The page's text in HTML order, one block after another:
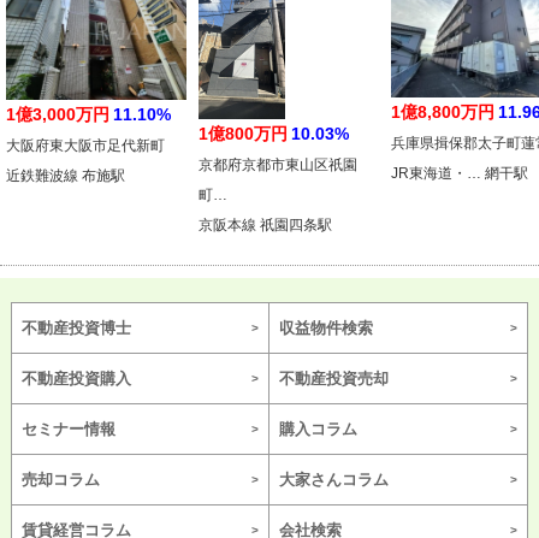
1億3,000万円 11.10%
大阪府東大阪市足代新町
近鉄難波線 布施駅
1億800万円 10.03%
京都府京都市東山区祇園
町…
京阪本線 祇園四条駅
1億8,800万円
兵庫県揖保郡太子町蓮
JR東海道・… 網干駅
不動産投資博士 収益物件検索
不動産投資購入 不動産投資売却
セミナー情報 購入コラム
売却コラム 大家さんコラム
賃貸経営コラム 会社検索